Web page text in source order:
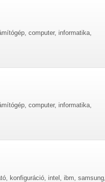
computer, informatika,
computer, informatika,
konfiguráció, intel, ibm, samsung,